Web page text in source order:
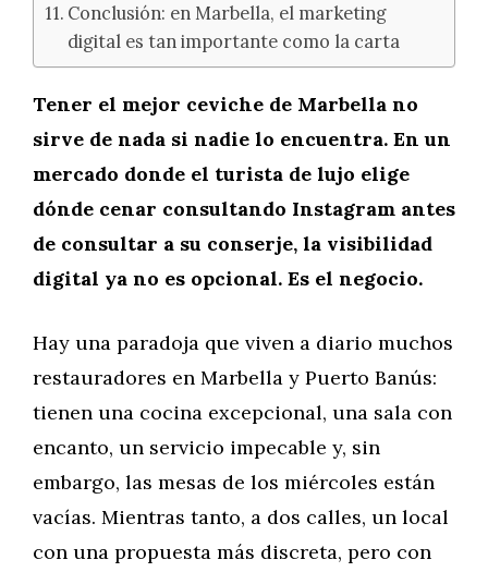
Conclusión: en Marbella, el marketing
digital es tan importante como la carta
Tener el mejor ceviche de Marbella no
sirve de nada si nadie lo encuentra. En un
mercado donde el turista de lujo elige
dónde cenar consultando Instagram antes
de consultar a su conserje, la visibilidad
digital ya no es opcional. Es el negocio.
Hay una paradoja que viven a diario muchos
restauradores en Marbella y Puerto Banús:
tienen una cocina excepcional, una sala con
encanto, un servicio impecable y, sin
embargo, las mesas de los miércoles están
vacías. Mientras tanto, a dos calles, un local
con una propuesta más discreta, pero con